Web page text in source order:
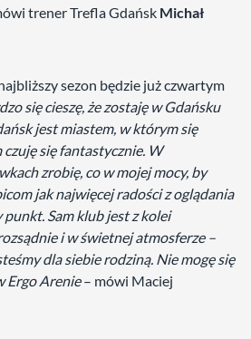
trener Trefla Gdańsk Michał
sezon będzie już czwartym
się cieszę, że zostaję w Gdańsku
jest miastem, w którym się
się fantastycznie. W
zrobię, co w mojej mocy, by
jak najwięcej radości z oglądania
Sam klub jest z kolei
i w świetnej atmosferze –
dla siebie rodziną. Nie mogę się
Ergo Arenie– mówi Maciej